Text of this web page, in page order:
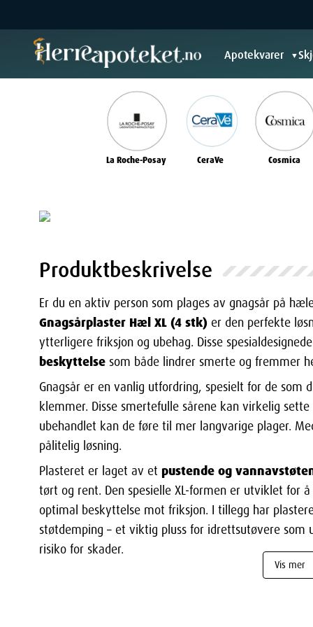
Apotekvarer ▼
La Roche-Posay CeraVe Cosmica
Produktbeskrivelse
Er du en aktiv person som plages av gnagsår på
Gnagsårplaster Hæl XL (4 stk) er den perfekte
ytterligere friksjon og ubehag. Disse
beskyttelse som både lindrer smerte og fremmer
Gnagsår er en vanlig utfordring, spesielt for de som
klemmer. Disse smertefulle sårene kan virkelig
ubehandlet kan de føre til mer langvarige plager.
pålitelig løsning.
Plasteret er laget av et pustende og
tørt og rent. Den spesielle XL-formen er utviklet for å
optimal beskyttelse mot friksjon. I tillegg har
støtdemping – et viktig pluss for idrettsutøvere
risiko for skader.
Slik bruker du Norgesplaster
Vis mer